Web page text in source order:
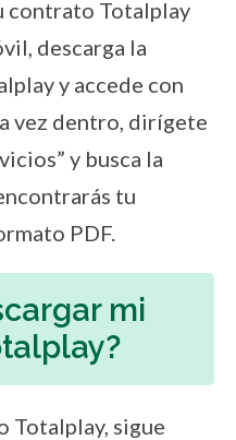
contrato Totalplay
descarga la
y accede con
vez dentro, dirígete
y busca la
tu
PDF.
mi
Totalplay, sigue